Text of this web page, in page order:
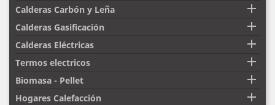
Calderas Carbón y Leña 
Calderas Gasificación 
Calderas Eléctricas 
Termos electricos 
Biomasa - Pellet 
Hogares Calefacción 